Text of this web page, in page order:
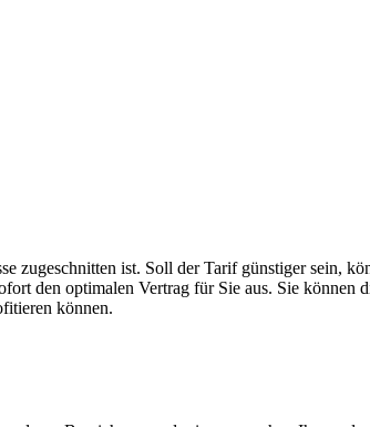
ist. Soll der Tarif günstiger sein,
den optimalen Vertrag für Sie aus. Sie können
können.